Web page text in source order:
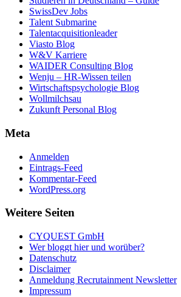
SwissDev Jobs
Talent Submarine
Talentacquisitionleader
Viasto Blog
W&V Karriere
WAIDER Consulting Blog
Wenju – HR-Wissen teilen
Wirtschaftspsychologie Blog
Wollmilchsau
Zukunft Personal Blog
Meta
Anmelden
Eintrags-Feed
Kommentar-Feed
WordPress.org
Weitere Seiten
CYQUEST GmbH
Wer bloggt hier und worüber?
Datenschutz
Disclaimer
Anmeldung Recrutainment Newsletter
Impressum